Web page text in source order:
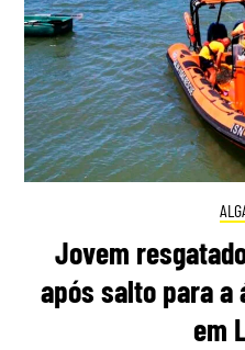
Jovem
após salto para a
em